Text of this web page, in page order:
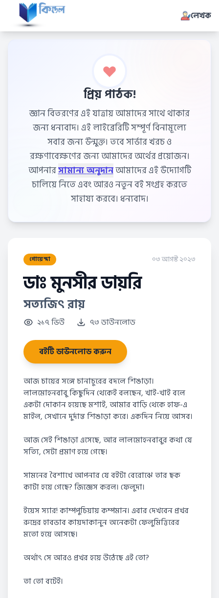
লেখক
প্রিয় পাঠক!
জ্ঞান বিতরণের এই যাত্রায় আমাদের সাথে থাকার
জন্য ধন্যবাদ। এই লাইব্রেরিটি সম্পূর্ণ বিনামূল্যে
সবার জন্য উন্মুক্ত। তবে সার্ভার খরচ ও
রক্ষণাবেক্ষণের জন্য আমাদের অর্থের প্রয়োজন।
আপনার
সামান্য অনুদানআমাদের এই উদ্যোগটি
চালিয়ে নিতে এবং আরও নতুন বই সংগ্রহ করতে
সাহায্য করবে। ধন্যবাদ।
গোয়েন্দা ০৩ আগস্ট ২০২৩
ডাঃ মুনসীর ডায়রি
সত্যজিৎ রায়
২১৭ ভিউ ৭৩ ডাউনলোড
বইটি ডাউনলোড করুন
আজ চায়ের সঙ্গে চানাচুরের বদলে শিঙাড়া।
লালমোহনবাবু কিছুদিন থেকেই বলছেন, খাই-খাই বলে
একটা দোকান হয়েছে মশাই, আমার বাড়ি থেকে হাফ-এ
মাইল, সেখানে দুৰ্দান্ত শিঙাড়া করে। একদিন নিয়ে আসব।
আজ সেই শিঙাড়া এসেছে, আর লালমোহনবাবুর কথা যে
সত্যি, সেটা প্রমাণ হয়ে গেছে।
সামনের বৈশাখে আপনার যে বইটা বেরোঝে তার ছক
কাটা হয়ে গেছে? জিজ্ঞেস করল। ফেলুদা।
ইয়েস স্যার! কাম্পপুচিয়ায় কম্পমান। এবার দেখবেন প্রখর
রুদ্রের হাবভাব কায়দাকানুন অনেকটা ফেলুমিত্তিরের
মতো হয়ে আসছে।
অর্থাৎ সে আরও প্রখর হয়ে উঠেছে এই তো?
তা তো বটেই।